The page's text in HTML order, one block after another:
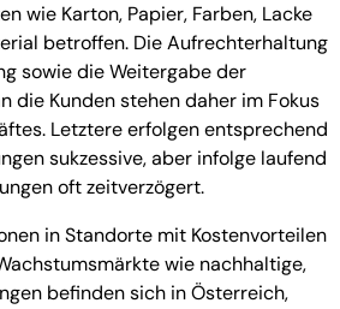
wie Karton, Papier, Farben, Lacke
betroffen. Die Aufrechterhaltung
sowie die Weitergabe der
die Kunden stehen daher im Fokus
Letztere erfolgen entsprechend
sukzessive, aber infolge laufend
oft zeitverzögert.
in Standorte mit Kostenvorteilen
wie nachhaltige,
befinden sich in Österreich,